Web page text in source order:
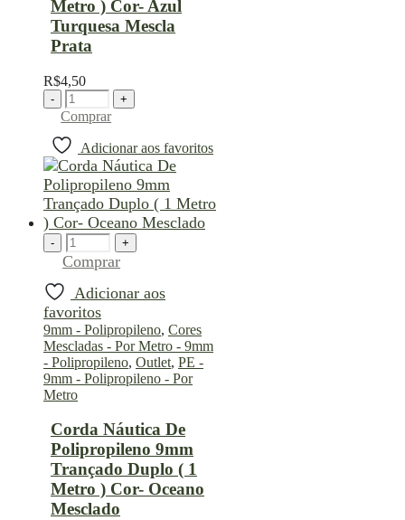
Metro ) Cor- Azul
Turquesa Mescla
Prata
R$4,50
- +
Comprar
Adicionar aos favoritos
- +
Comprar
Adicionar aos
favoritos
9mm - Polipropileno, Cores
Mescladas - Por Metro - 9mm
- Polipropileno, Outlet, PE -
9mm - Polipropileno - Por
Metro
Corda Náutica De
Polipropileno 9mm
Trançado Duplo ( 1
Metro ) Cor- Oceano
Mesclado